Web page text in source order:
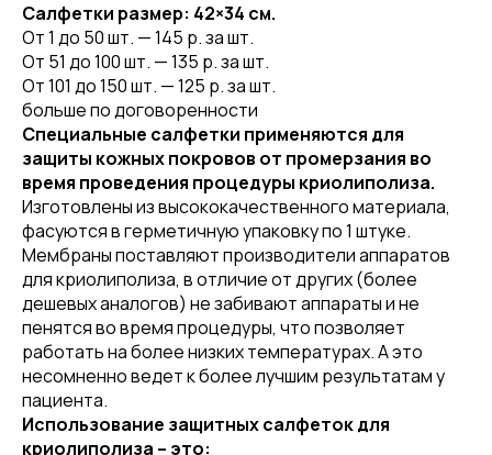
Салфетки размер: 42×34 см.
От 1 до 50 шт. — 145 p. за шт.
Oт 51 до 100 шт. — 135 p. зa шт.
Oт 101 до 150 шт. — 125 р. за шт.
больше по договоренности
Специальные салфетки применяются для
защиты кожных покровов от промерзания во
время проведения процедуры криолиполиза.
Изготовлены из высококачественного материала,
фасуются в герметичную упаковку по 1 штуке.
Мембраны поставляют производители аппаратов
для криолиполиза, в отличие от других (более
дешевых аналогов) не забивают аппараты и не
пенятся во время процедуры, что позволяет
работать на более низких температурах. А это
несомненно ведет к более лучшим результатам у
пациента.
Использование защитных салфеток для
криолиполиза – это: